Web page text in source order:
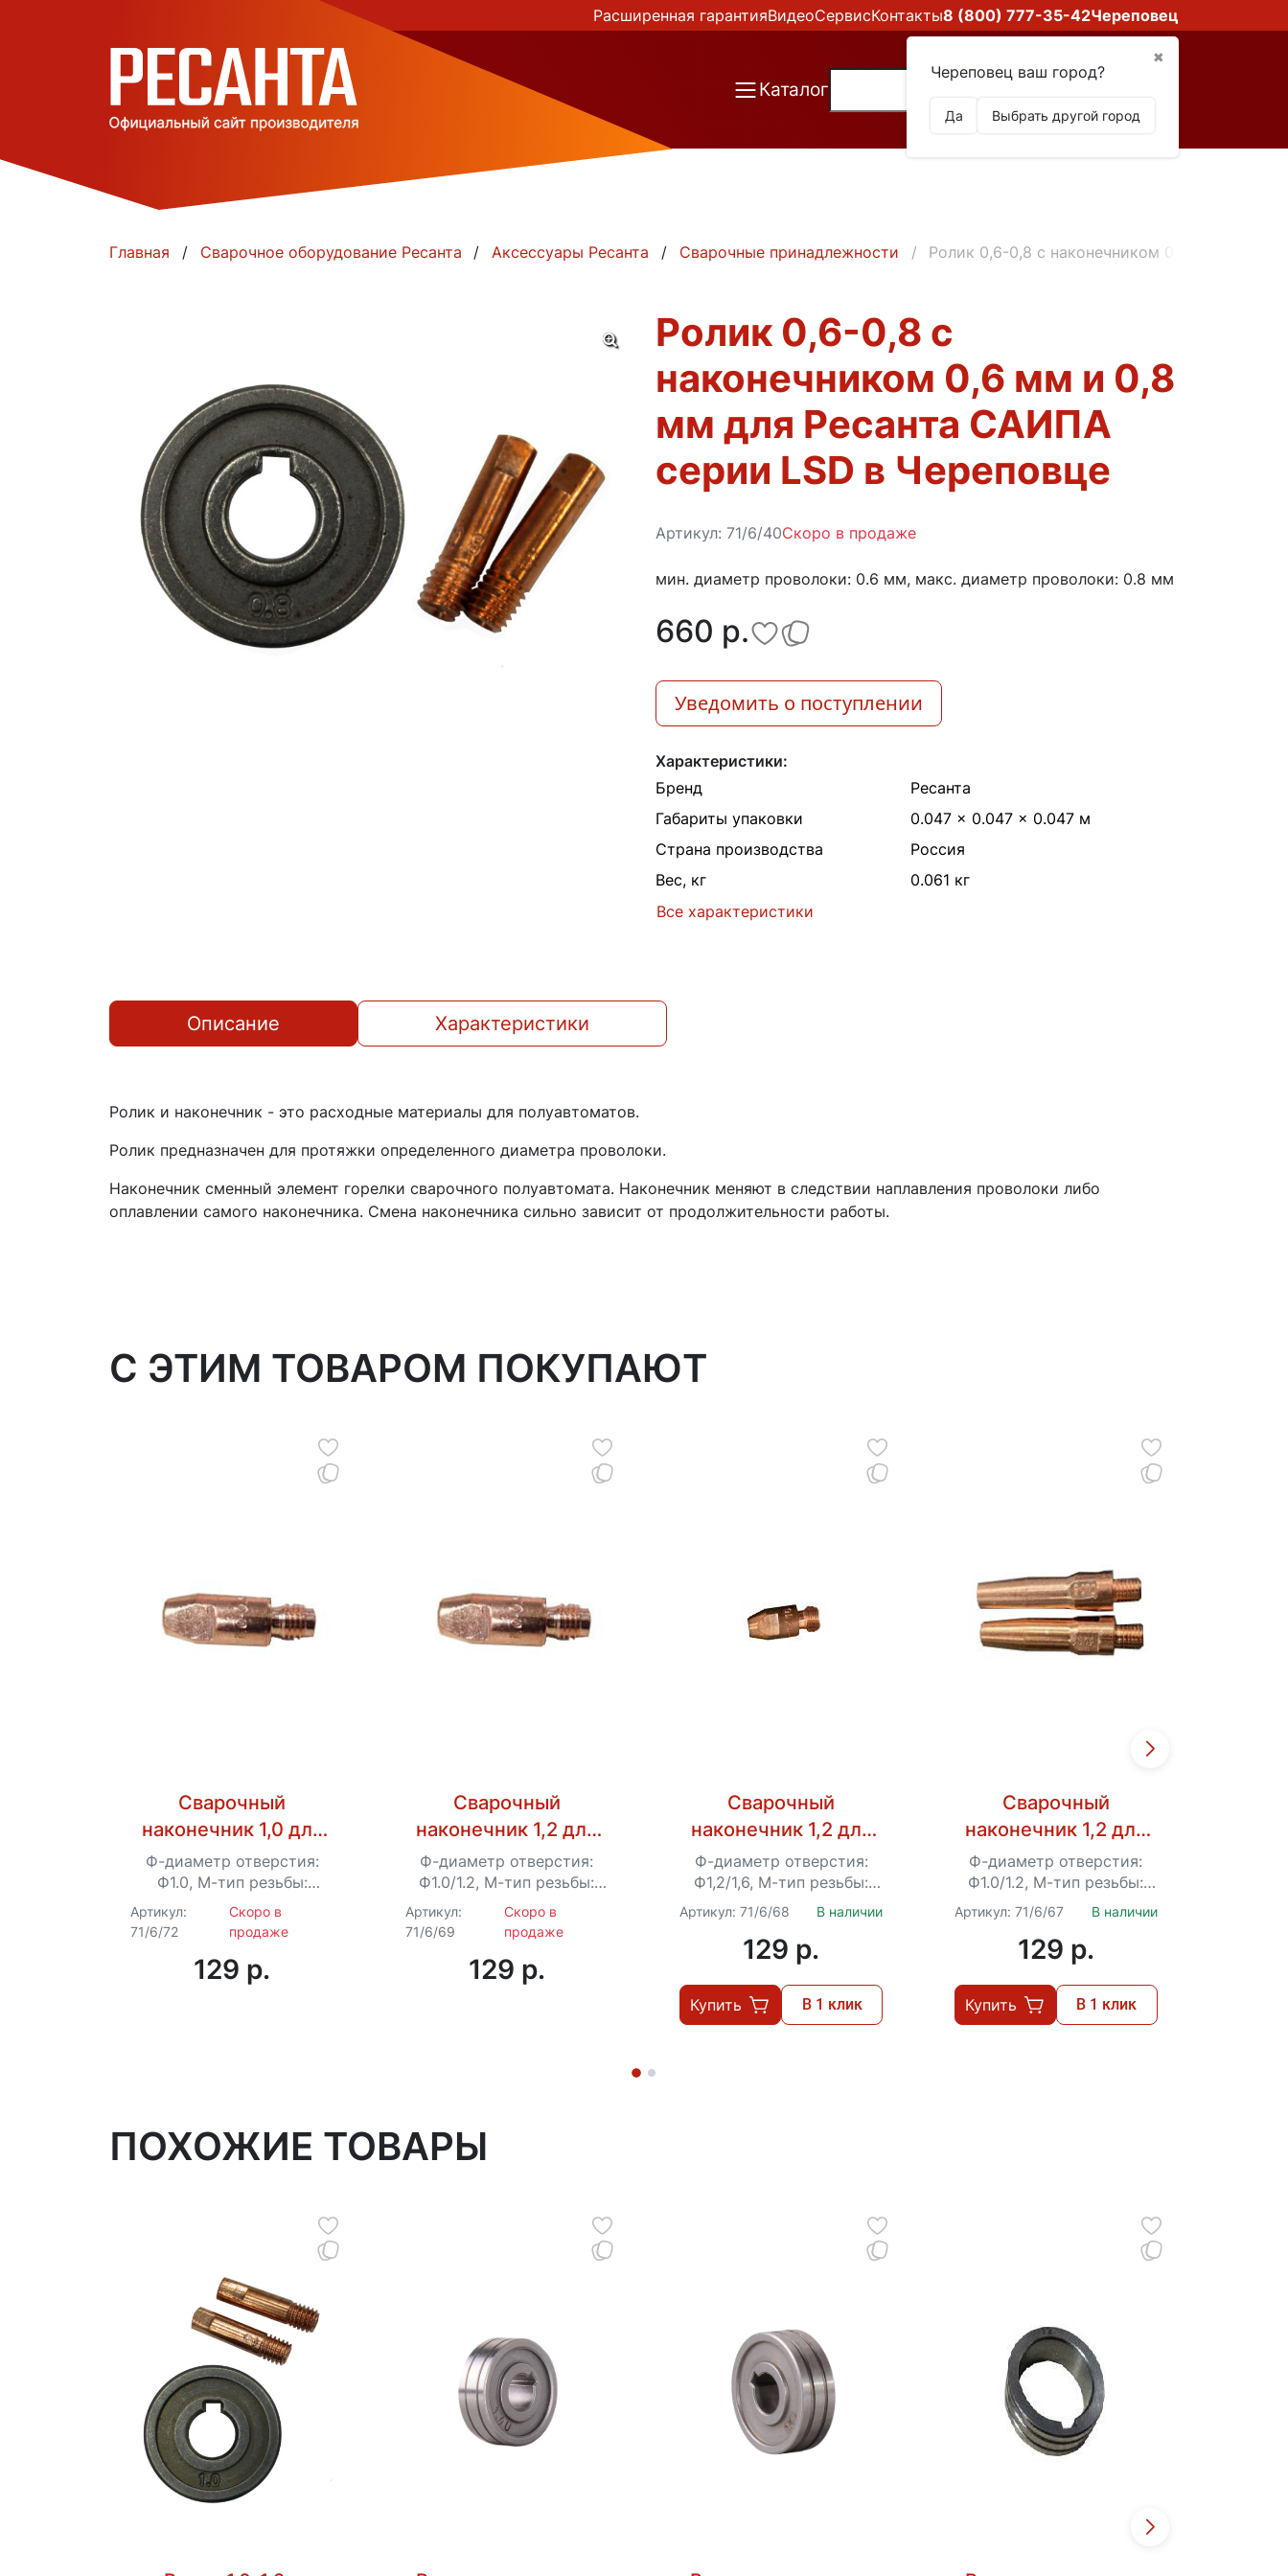
Расширенная гарантияВидеоСервисКонтакты8 (800) 777-35-42Череповец
✖
Череповец ваш город?
Да Выбрать другой город
Каталог
Главная Сварочное оборудование Ресанта Аксессуары Ресанта Сварочные принадлежности Ролик 0,6-0,8 с наконечником 0,6 мм и 0,8
Ролик 0,6-0,8 с
наконечником 0,6 мм и 0,8
мм для Ресанта САИПА
серии LSD в Череповце
Артикул: 71/6/40Скоро в продаже
мин. диаметр проволоки: 0.6 мм, макс. диаметр проволоки: 0.8 мм
660 p.
Уведомить о поступлении
Характеристики:
Бренд
Ресанта
Габариты упаковки
0.047 × 0.047 × 0.047 м
Страна производства
Россия
Вес, кг
0.061 кг
Все характеристики
Описание Характеристики
Ролик и наконечник - это расходные материалы для полуавтоматов.
Ролик предназначен для протяжки определенного диаметра проволоки.
Наконечник сменный элемент горелки сварочного полуавтомата. Наконечник меняют в следствии наплавления проволоки либо
оплавлении самого наконечника. Смена наконечника сильно зависит от продолжительности работы.
C ЭТИМ ТОВАРОМ ПОКУПАЮТ
Сварочный
наконечник 1,0 для
сварки AL (для
проволоки 0,8) для
Ресанта САИПА-250
Ф-диаметр отверстия:
Ф1.0, М-тип резьбы:
M6*28
Артикул:
71/6/72
Скоро в
продаже
129 p.
Сварочный
наконечник 1,2 для
сварки AL (для
проволоки 1,0) для
Ресанта САИПА-250
Ф-диаметр отверстия:
Ф1.0/1.2, М-тип резьбы:
M6*45
Артикул:
71/6/69
Скоро в
продаже
129 p.
Сварочный
наконечник 1,2 для
сварки AL (для
проволоки 1,0) для
Ресанта САИПА-500
Ф-диаметр отверстия:
Ф1,2/1,6, М-тип резьбы:
M6*9*45
Артикул: 71/6/68 В наличии
129 p.
Купить В 1 клик
Сварочный
наконечник 1,2 для
сварки AL (для
проволоки 1,0) для
Ресанта САИПА-200,
220, 220, 350
Ф-диаметр отверстия:
Ф1.0/1.2, М-тип резьбы:
M6*25
Артикул: 71/6/67 В наличии
129 p.
Купить В 1 клик
ПОХОЖИЕ ТОВАРЫ